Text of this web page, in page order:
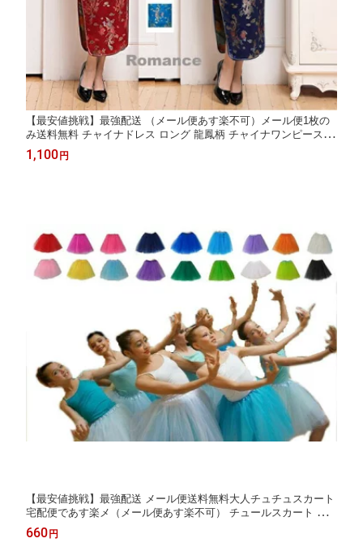
【最安値挑戦】最強配送 （メール便あす楽不可）メール便1枚の
み送料無料 チャイナドレス ロング 龍鳳柄 チャイナワンピース 半
袖 チャイナドレスハロウィン仮装 コスチューム コスプレ 仮装 S
M L XL XXL XXXL 2L 3L 10色 大きサイズ
1,100円
【最安値挑戦】最強配送 メール便送料無料大人チュチュスカート
宅配便であす楽メ（メール便あす楽不可） チュールスカート チ
ュチュ スカート コスプレ チュチュスカート 大人 ダンス衣装 キ
ッズ 衣装 発表会 TUTU カラーパニエ コスチューム 裏地なし透け
660円